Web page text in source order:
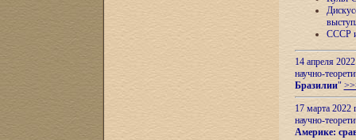
СССР и
14 апреля
научно-
Бразилии"
17 марта 2022
научно-
Америке: